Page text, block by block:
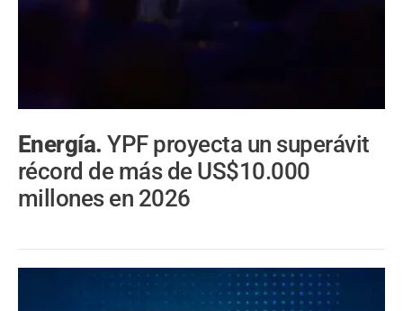
Energía.YPF proyecta un superávit
récord de más de US$10.000
millones en 2026